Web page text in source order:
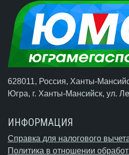
628011, Россия, Ханты-
Югра, г. Ханты-Мансийск, ул.
ИНФОРМАЦИЯ
Справка для налогового
Политика в отношении